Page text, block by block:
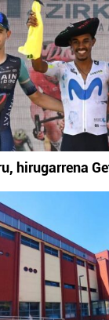
hirugarrena